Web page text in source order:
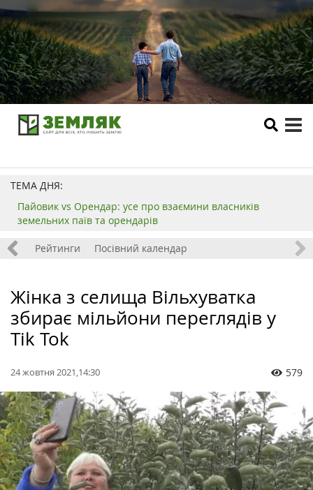
ТЕМА ДНЯ:
Пайовик vs Орендар: усе про взаємини власників
земельних паїв та орендарів
Рейтинги Посівний календар
Жінка з селища Вільхуватка
збирає мільйони переглядів у
Tik Tok
24 жовтня 2021,14:30 579